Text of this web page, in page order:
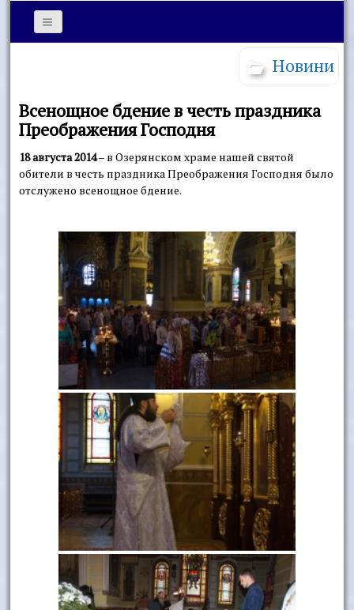
Новини
Всенощное бдение в честь праздника
Преображения Господня
18 августа 2014– в Озерянском храме нашей святой
обители в честь праздника Преображения Господня было
отслужено всенощное бдение.